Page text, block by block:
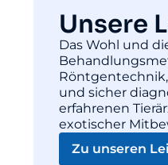
Unsere
Das Wohl und
und sicher
erfahrenen
exotischer
Zu unseren